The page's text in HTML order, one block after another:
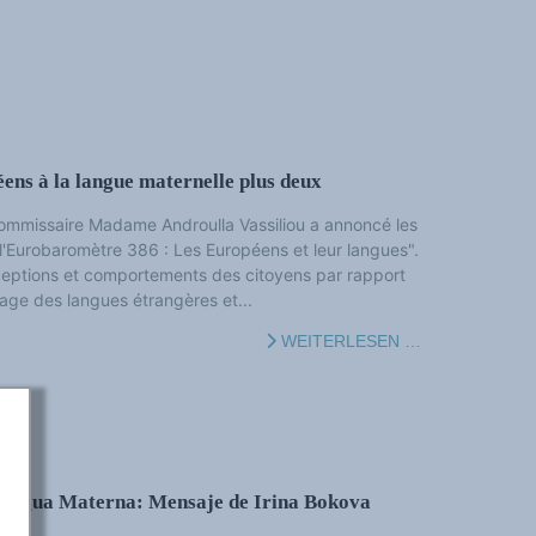
à la langue maternelle plus deux
Madame Androulla Vassiliou a annoncé les
386 : Les Européens et leur langues".
et comportements des citoyens par rapport
des langues étrangères et...
WEITERLESEN …
Materna: Mensaje de Irina Bokova